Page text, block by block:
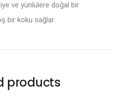
ve yünlülere doğal bir
bir koku sağlar.
products